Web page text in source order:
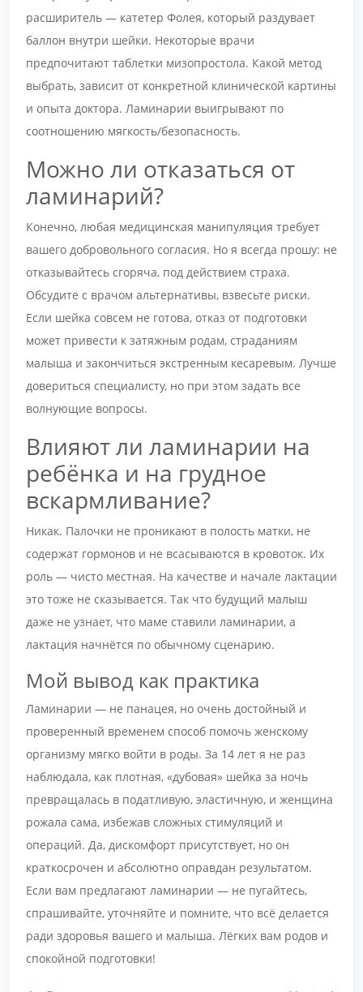
расширитель — катетер Фолея, который раздувает
баллон внутри шейки. Некоторые врачи
предпочитают таблетки мизопростола. Какой метод
выбрать, зависит от конкретной клинической картины
и опыта доктора. Ламинарии выигрывают по
соотношению мягкость/безопасность.
Можно ли отказаться от
ламинарий?
Конечно, любая медицинская манипуляция требует
вашего добровольного согласия. Но я всегда прошу: не
отказывайтесь сгоряча, под действием страха.
Обсудите с врачом альтернативы, взвесьте риски.
Если шейка совсем не готова, отказ от подготовки
может привести к затяжным родам, страданиям
малыша и закончиться экстренным кесаревым. Лучше
довериться специалисту, но при этом задать все
волнующие вопросы.
Влияют ли ламинарии на
ребёнка и на грудное
вскармливание?
Никак. Палочки не проникают в полость матки, не
содержат гормонов и не всасываются в кровоток. Их
роль — чисто местная. На качестве и начале лактации
это тоже не сказывается. Так что будущий малыш
даже не узнает, что маме ставили ламинарии, а
лактация начнётся по обычному сценарию.
Мой вывод как практика
Ламинарии — не панацея, но очень достойный и
проверенный временем способ помочь женскому
организму мягко войти в роды. За 14 лет я не раз
наблюдала, как плотная, «дубовая» шейка за ночь
превращалась в податливую, эластичную, и женщина
рожала сама, избежав сложных стимуляций и
операций. Да, дискомфорт присутствует, но он
краткосрочен и абсолютно оправдан результатом.
Если вам предлагают ламинарии — не пугайтесь,
спрашивайте, уточняйте и помните, что всё делается
ради здоровья вашего и малыша. Лёгких вам родов и
спокойной подготовки!